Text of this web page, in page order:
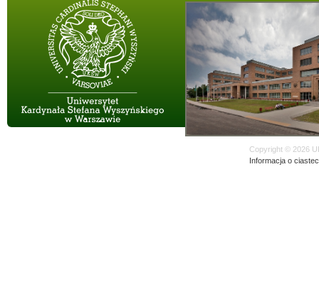
Copyright © 2026
Informacja o